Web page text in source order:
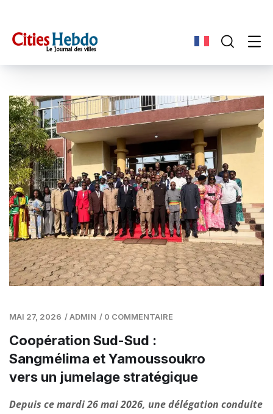
MAI 27, 2026 /ADMIN / 0 COMMENTAIRE
Coopération Sud-Sud :
Sangmélima et Yamoussoukro
vers un jumelage stratégique
Depuis ce mardi 26 mai 2026, une délégation conduite